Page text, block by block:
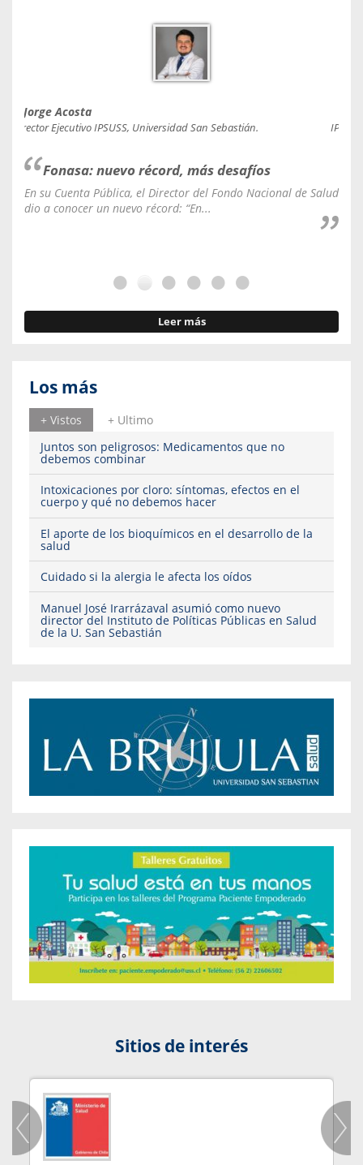
Jorge Acosta
Director Ejecutivo IPSUSS, Universidad San Sebastián.
Fonasa: nuevo récord, más desafíos
En su Cuenta Pública, el Director del Fondo Nacional de Salud
dio a conocer un nuevo récord: “En...
Leer más
Los más
+ Vistos
+ Ultimo
Juntos son peligrosos: Medicamentos que no
debemos combinar
Intoxicaciones por cloro: síntomas, efectos en el
cuerpo y qué no debemos hacer
El aporte de los bioquímicos en el desarrollo de la
salud
Cuidado si la alergia le afecta los oídos
Manuel José Irarrázaval asumió como nuevo
director del Instituto de Políticas Públicas en Salud
de la U. San Sebastián
Sitios de interés